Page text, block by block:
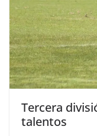
Tercera
talentos